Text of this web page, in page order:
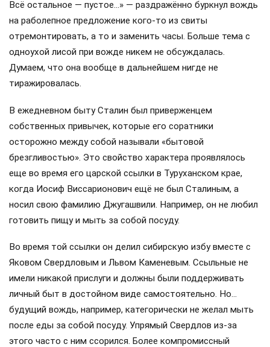
Всё остальное — пустое…» — раздражённо буркнул вождь
на раболепное предложение кого-то из свиты
отремонтировать, а то и заменить часы. Больше тема с
одноухой лисой при вожде никем не обсуждалась.
Думаем, что она вообще в дальнейшем нигде не
тиражировалась.
В ежедневном быту Сталин был приверженцем
собственных привычек, которые его соратники
осторожно между собой называли «бытовой
брезгливостью». Это свойство характера проявлялось
еще во время его царской ссылки в Туруханском крае,
когда Иосиф Виссарионович ещё не был Сталиным, а
носил свою фамилию Джугашвили. Например, он не любил
готовить пищу и мыть за собой посуду.
Во время той ссылки он делил сибирскую избу вместе с
Яковом Свердловым и Львом Каменевым. Ссыльные не
имели никакой прислуги и должны были поддерживать
личный быт в достойном виде самостоятельно. Но…
будущий вождь, например, категорически не желал мыть
после еды за собой посуду. Упрямый Свердлов из-за
этого часто с ним ссорился. Более компромиссный